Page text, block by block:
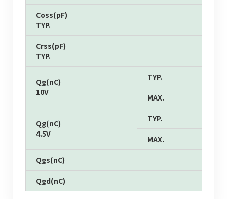
Coss(pF)
TYP.
Crss(pF)
TYP.
Qg(nC)
10V
TYP.
MAX.
Qg(nC)
4.5V
TYP.
MAX.
Qgs(nC)
Qgd(nC)